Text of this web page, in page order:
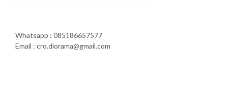
Whatsapp : 085186657577
Email : cro.diorama@gmail.com